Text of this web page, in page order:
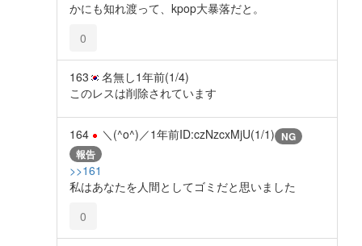
かにも知れ渡って、kpop大暴落だと。
0
163 名無し1年前(1/4)
このレスは削除されています
164 ＼(^o^)／1年前ID:czNzcxMjU(1/1) NG
報告
>>161
私はあなたを人間としてゴミだと思いました
0